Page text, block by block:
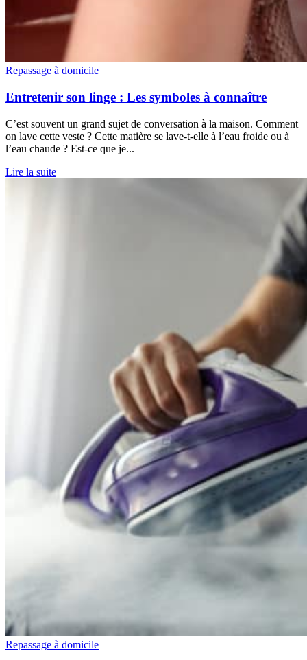
Repassage à domicile
Entretenir son linge : Les symboles à connaître
C’est souvent un grand sujet de conversation à la maison. Comment
on lave cette veste ? Cette matière se lave-t-elle à l’eau froide ou à
l’eau chaude ? Est-ce que je...
Lire la suite
Repassage à domicile